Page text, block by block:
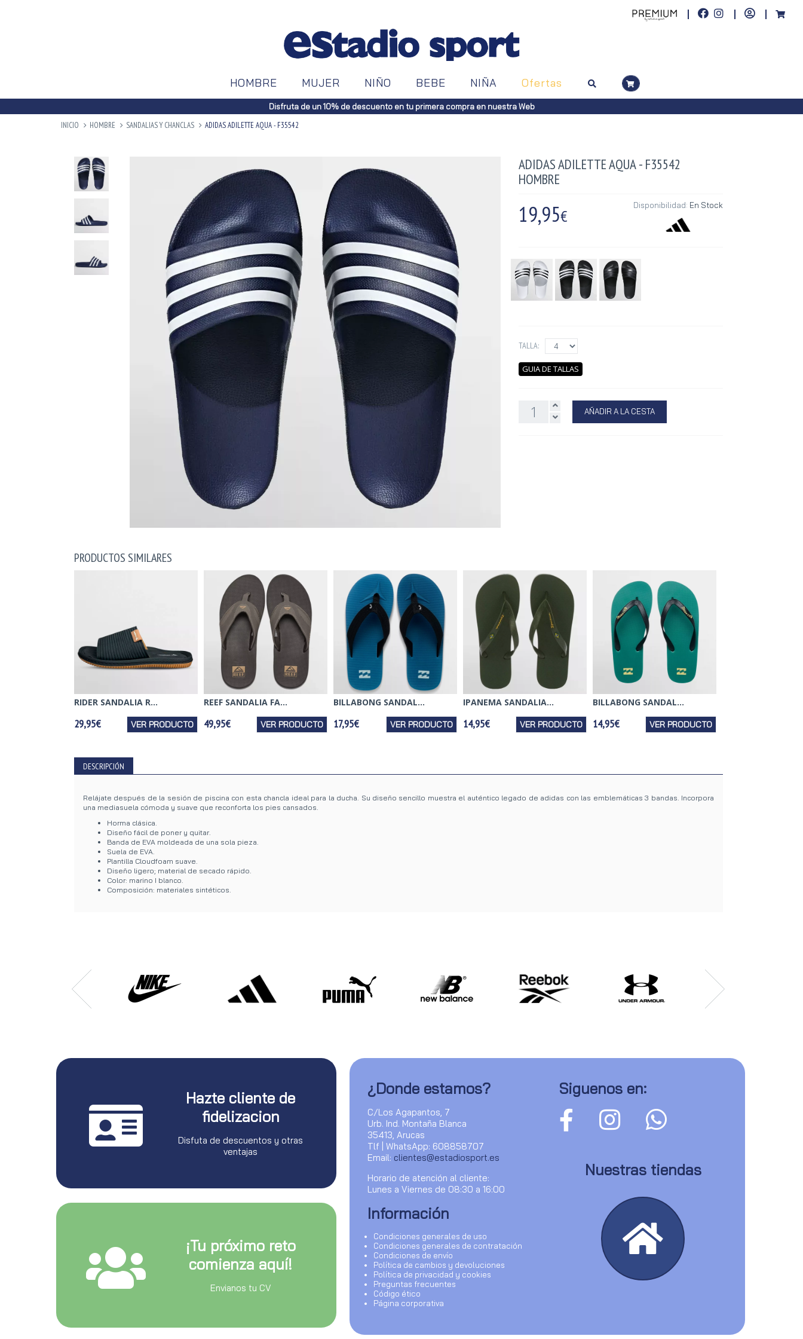
HOMBRE MUJER NIÑO BEBE NIÑA Ofertas
Disfruta de un 10% de descuento en tu primera compra en nuestra Web
INICIO HOMBRE SANDALIAS Y CHANCLAS ADIDAS ADILETTE AQUA - F35542
ADIDAS ADILETTE AQUA - F35542
HOMBRE
19,95€
Disponibilidad: En Stock
TALLA:
GUIA DE TALLAS
AÑADIR A LA CESTA
PRODUCTOS SIMILARES
RIDER SANDALIA R...
29,95€ VER PRODUCTO
REEF SANDALIA FA...
49,95€ VER PRODUCTO
BILLABONG SANDAL...
17,95€ VER PRODUCTO
IPANEMA SANDALIA...
14,95€ VER PRODUCTO
BILLABONG SANDAL...
14,95€ VER PRODUCTO
DESCRIPCIÓN
Relájate después de la sesión de piscina con esta chancla ideal para la ducha. Su diseño sencillo muestra el auténtico legado de adidas con las emblemáticas 3 bandas. Incorpora
una mediasuela cómoda y suave que reconforta los pies cansados.
Horma clásica.
Diseño fácil de poner y quitar.
Banda de EVA moldeada de una sola pieza.
Suela de EVA.
Plantilla Cloudfoam suave.
Diseño ligero; material de secado rápido.
Color: marino I blanco.
Composición: materiales sintéticos.
Hazte cliente de
fidelizacion
Disfuta de descuentos y otras
ventajas
¡Tu próximo reto
comienza aquí!
Envianos tu CV
¿Donde estamos?
C/Los Agapantos, 7
Urb. Ind. Montaña Blanca
35413, Arucas
Tlf | WhatsApp: 608858707
Email: clientes@estadiosport.es
Horario de atención al cliente:
Lunes a Viernes de 08:30 a 16:00
Información
Condiciones generales de uso
Condiciones generales de contratación
Condiciones de envío
Política de cambios y devoluciones
Política de privacidad y cookies
Preguntas frecuentes
Código ético
Página corporativa
Siguenos en:
Nuestras tiendas